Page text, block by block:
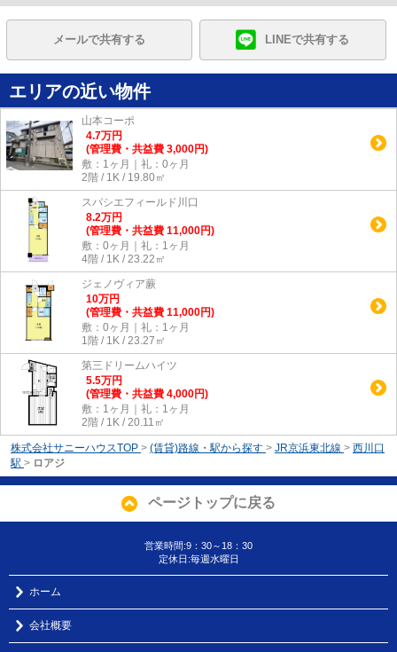
メールで共有する LINEで共有する
エリアの近い物件
山本コーポ
4.7万円
(管理費・共益費 3,000円)
敷：1ヶ月｜礼：0ヶ月
2階 / 1K / 19.80㎡
スパシエフィールド川口
8.2万円
(管理費・共益費 11,000円)
敷：0ヶ月｜礼：1ヶ月
4階 / 1K / 23.22㎡
ジェノヴィア蕨
10万円
(管理費・共益費 11,000円)
敷：0ヶ月｜礼：1ヶ月
1階 / 1K / 23.27㎡
第三ドリームハイツ
5.5万円
(管理費・共益費 4,000円)
敷：1ヶ月｜礼：1ヶ月
2階 / 1K / 20.11㎡
株式会社サニーハウスTOP > (賃貸)路線・駅から探す > JR京浜東北線 > 西川口
駅 > ロアジ
ページトップに戻る
営業時間:9：30～18：30
定休日:毎週水曜日
ホーム
会社概要